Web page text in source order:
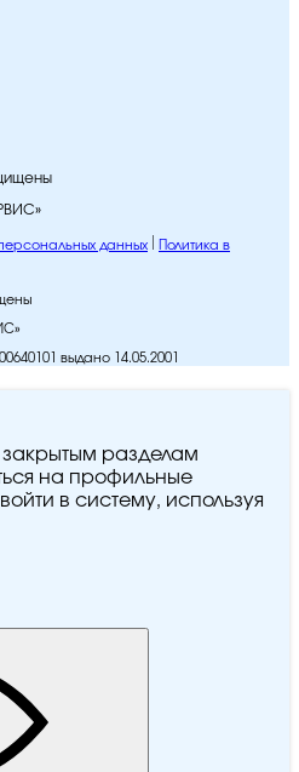
данных
Политика в
выдано 14.05.2001
закрытым разделам
на профильные
в систему, используя